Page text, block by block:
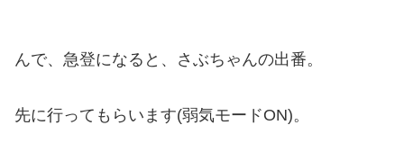
んで、急登になると、さぶちゃんの出番。
先に行ってもらいます(弱気モードON)。